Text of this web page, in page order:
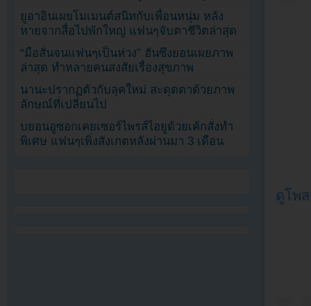
ดูโพ
ยูอาอินเผยโมเมนต์สนิทกับเพื่อนหนุ่ม หลัง
หายจากสื่อไปพักใหญ่ แฟนๆจับตาชีวิตล่าสุด
“มือสั่นจนแฟนๆเป็นห่วง” ฮันซึงยอนเผยภาพ
ล่าสุด ทำหลายคนสงสัยเรื่องสุขภาพ
นานะปรากฏตัวกับลุคใหม่ สะดุดตาด้วยภาพ
ลักษณ์ที่เปลี่ยนไป
บยอนอูซอกเคยเซอร์ไพรส์ไอยูด้วยเค้กสั่งทำ
พิเศษ แฟนๆเพิ่งสังเกตหลังผ่านมา 3 เดือน